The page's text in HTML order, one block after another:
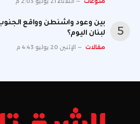
بين وعود واشنطن وواقع
لبنان اليوم؟
مقالات الإثنين 20 يوليو 4:43 م